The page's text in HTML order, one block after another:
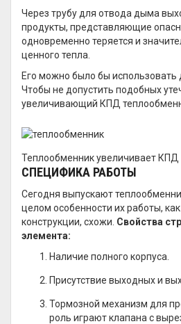
Через трубу для отвода дыма
продукты, представляющие
одновременно теряется и
ценного тепла.
Его можно было бы использовать
Чтобы не допустить подобных
увеличивающий КПД
Теплообменник увеличивает КПД
СПЕЦИФИКА РАБОТЫ
Сегодня выпускают
целом особенности их работы,
конструкции, схожи. Свойства
элемента:
Наличие полного корпуса.
Присутствие выходных и
Тормозной механизм для
роль играют клапана с